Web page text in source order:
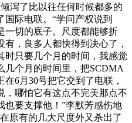
泻了比以往任何时候都多的
际电联。“学问产权说到
一切的底子。尺度都能够折
，良多人都快得到决心了，
时只要几个月的时间，我感觉
几个月的时间里，把SCDMA
6月30号把它交到了电联，
，哪怕它有这点不完美那点不
也要支撑他！”李默芳感伤地
原有的几大尺度外又杀出了